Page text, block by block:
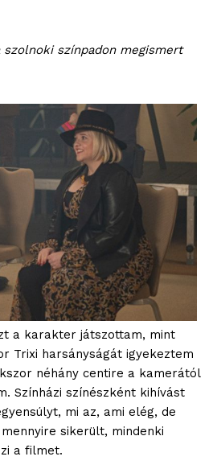
színpadon megismert
a karakter játszottam, mint
Trixi harsányságát igyekeztem
néhány centire a kamerától
Színházi színészként kihívást
mi az, ami elég, de
sikerült, mindenki
a filmet.